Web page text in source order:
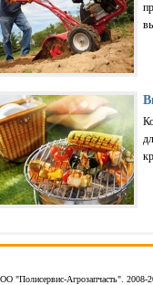
"Полисервис-Агрозапчасть". 2008-